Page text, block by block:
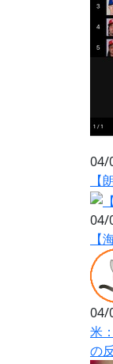
04/
04/
04/
米
の